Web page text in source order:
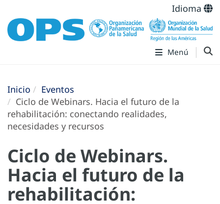
Idioma
Menú
Inicio
Eventos
Ciclo de Webinars. Hacia el futuro de la
rehabilitación: conectando realidades,
necesidades y recursos
Ciclo de Webinars.
Hacia el futuro de la
rehabilitación: